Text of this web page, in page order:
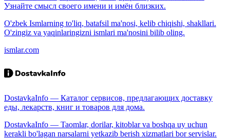
Узнайте смысл своего имени и имён близких.
O'zbek Ismlarning to'liq, batafsil ma'nosi, kelib chiqishi, shakllari.
O'zingiz va yaqinlaringizni ismlari ma'nosini bilib oling.
ismlar.com
DostavkaInfo — Каталог сервисов, предлагающих доставку
еды, лекарств, книг и товаров для дома.
DostavkaInfo — Taomlar, dorilar, kitoblar va boshqa uy uchun
kerakli bo'lagan narsalarni yetkazib berish xizmatlari bor servislar.